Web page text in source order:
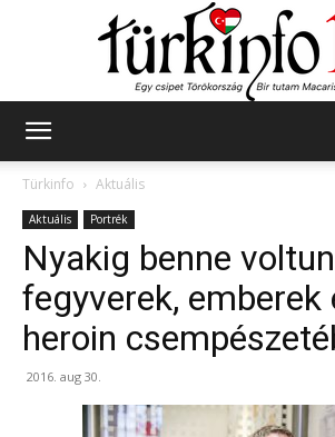
Türkinfo
Aktuális
Aktuális Portrék
Nyakig benne
fegyverek, emberek
heroin
2016. aug 30.